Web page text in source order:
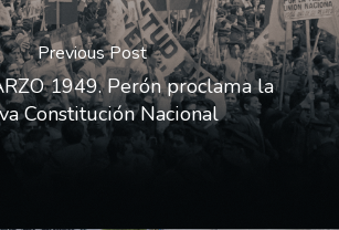
Previous Post
1949. Perón proclama la
Constitución Nacional